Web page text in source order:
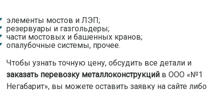
элементы мостов и ЛЭП;
резервуары и газгольдеры;
части мостовых и башенных кранов;
опалубочные системы, прочее.
Чтобы узнать точную цену, обсудить все детали и
заказать перевозку металлоконструкцийв ООО «№1
Негабарит», вы можете оставить заявку на сайте либо